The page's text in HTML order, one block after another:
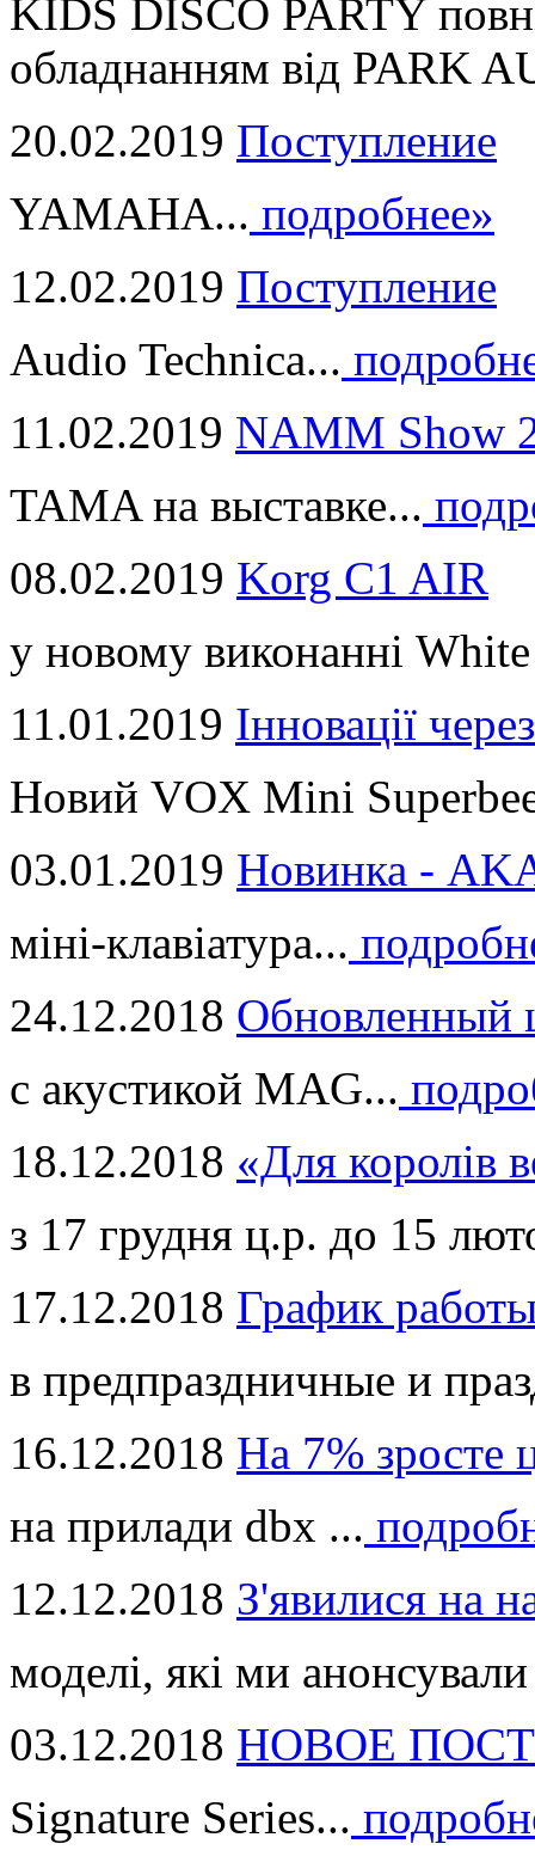
KIDS DISCO PARTY
обладнанням від PARK
20.02.2019 Поступление
YAMAHA... подробнее»
12.02.2019 Поступление
Audio Technica...
11.02.2019 NAMM Show
TAMA на выставке...
08.02.2019 Korg C1 AIR
у новому виконанні
11.01.2019 Інновації
Новий VOX Mini
03.01.2019 Новинка -
міні-клавіатура...
24.12.2018 Обновленный
с акустикой MAG...
18.12.2018 «Для королів
з 17 грудня ц.р. до 15
17.12.2018 График
в предпраздничные и
16.12.2018 На 7% зросте
на прилади dbx ...
12.12.2018 З'явилися на
моделі, які ми
03.12.2018 НОВОЕ
Signature Series...